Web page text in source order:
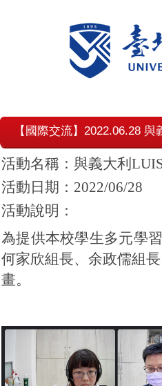
【國際交流】2022.06.28
活動名稱：與義大利
活動日期：2022/06/28
活動說明：
為提供本校學生多元學
何家欣組長、余政儒組
畫。